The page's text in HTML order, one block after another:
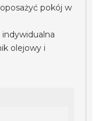
pokój w
olejowy i